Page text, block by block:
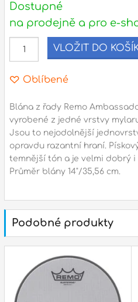
Adresa
Praha 3 - 130 00 (
gsm.: +420 777 888 408
gsm.: +420 777 888 088
tel.: +420 222 782 732
email:
Otevírací doba
neděle :ZAVŘENO
státní svátky :ZAVŘENO
Dostupné
na prodejně a pro e-
VLOŽIT DO
Oblíbené
Blána z řady Remo
vyrobené z jedné vrstvy
Jsou to nejodolnější
opravdu razantní hraní.
temnější tón a je velmi dobrý i
Průměr blány 14"/35,56 cm.
Podobné produkty